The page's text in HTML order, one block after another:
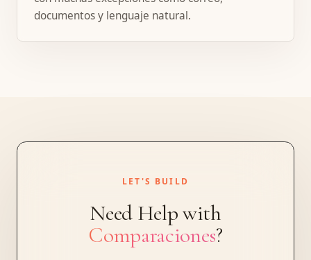
documentos y lenguaje natural.
LET'S BUILD
Need Help with
Comparaciones?